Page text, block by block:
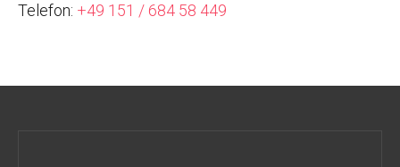
Telefon: +49 151 / 684 58 449